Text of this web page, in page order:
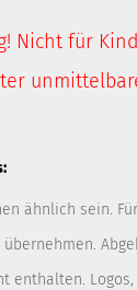
Nicht für
ähnlich sein.
enthalten.